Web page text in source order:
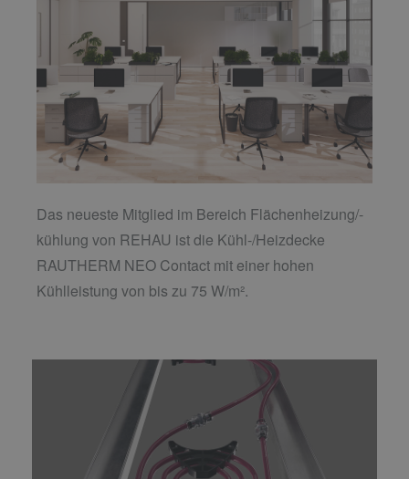
Das neueste Mitglied im Bereich Flächenheizung/-
kühlung von REHAU ist die Kühl-/Heizdecke
RAUTHERM NEO Contact mit einer hohen
Kühlleistung von bis zu 75 W/m².